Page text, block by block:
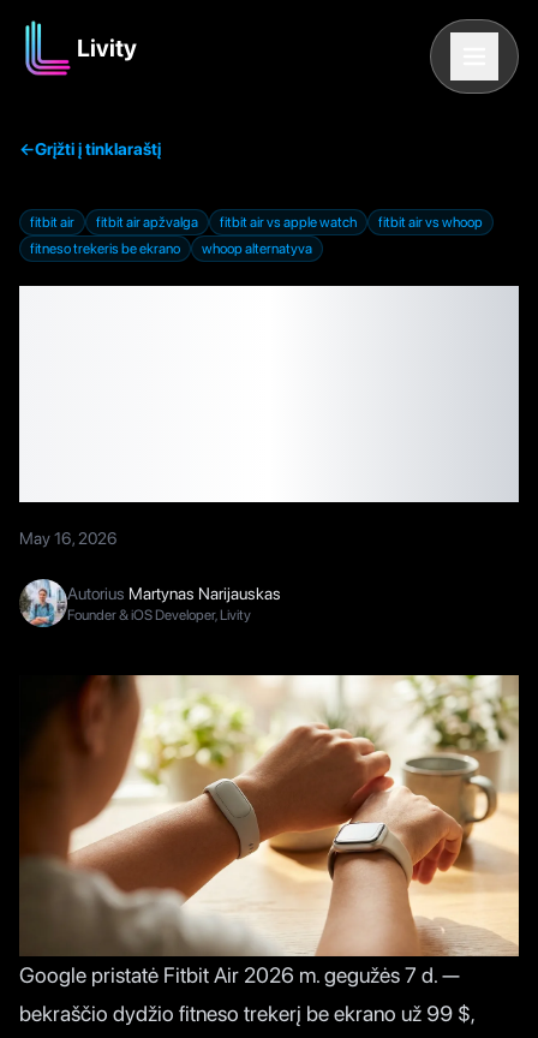
Livity
←Grįžti į tinklaraštį
fitbit air fitbit air apžvalga fitbit air vs apple watch
fitbit air vs whoop
fitneso trekeris be ekrano
whoop alternatyva
May 16, 2026
Autorius Martynas Narijauskas
Founder & iOS Developer, Livity
Google pristatė Fitbit Air 2026 m. gegužės 7 d.—
bekraščio dydžio fitneso trekerį be ekrano už 99 $,